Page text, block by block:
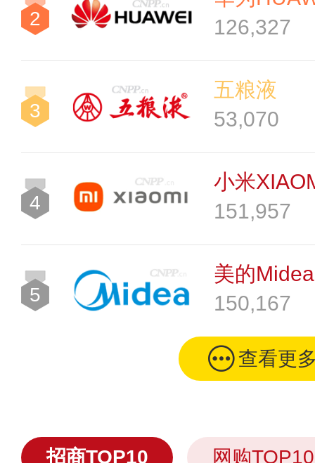
2
126,327
3
五粮液
53,070
4
小米
151,957
5
美的Midea
150,167
查看更
招商TOP10 网购TOP10